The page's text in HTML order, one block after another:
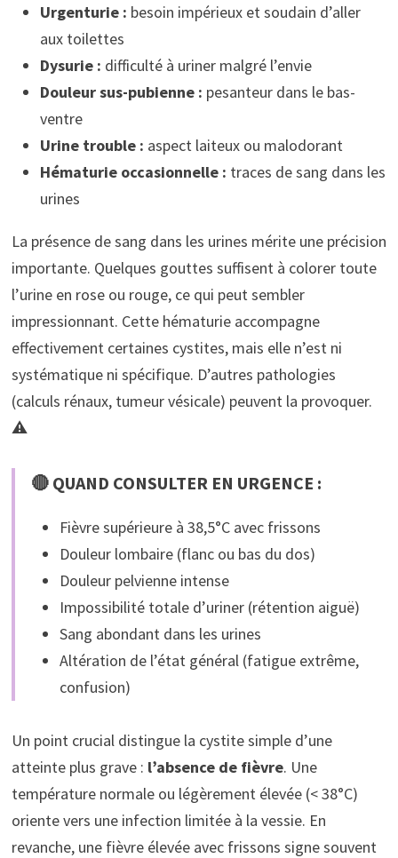
Urgenturie : besoin impérieux et soudain d’aller
aux toilettes
Dysurie : difficulté à uriner malgré l’envie
Douleur sus-pubienne : pesanteur dans le bas-
ventre
Urine trouble : aspect laiteux ou malodorant
Hématurie occasionnelle : traces de sang dans les
urines
La présence de sang dans les urines mérite une précision
importante. Quelques gouttes suffisent à colorer toute
l’urine en rose ou rouge, ce qui peut sembler
impressionnant. Cette hématurie accompagne
effectivement certaines cystites, mais elle n’est ni
systématique ni spécifique. D’autres pathologies
(calculs rénaux, tumeur vésicale) peuvent la provoquer.
⚠️
🔴 QUAND CONSULTER EN URGENCE :
Fièvre supérieure à 38,5°C avec frissons
Douleur lombaire (flanc ou bas du dos)
Douleur pelvienne intense
Impossibilité totale d’uriner (rétention aiguë)
Sang abondant dans les urines
Altération de l’état général (fatigue extrême,
confusion)
Un point crucial distingue la cystite simple d’une
atteinte plus grave : l’absence de fièvre. Une
température normale ou légèrement élevée (< 38°C)
oriente vers une infection limitée à la vessie. En
revanche, une fièvre élevée avec frissons signe souvent